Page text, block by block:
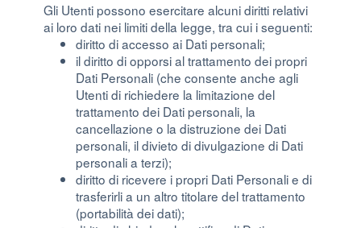
Gli Utenti possono esercitare alcuni diritti relativi
ai loro dati nei limiti della legge, tra cui i seguenti:
diritto di accesso ai Dati personali;
il diritto di opporsi al trattamento dei propri
Dati Personali (che consente anche agli
Utenti di richiedere la limitazione del
trattamento dei Dati personali, la
cancellazione o la distruzione dei Dati
personali, il divieto di divulgazione di Dati
personali a terzi);
diritto di ricevere i propri Dati Personali e di
trasferirli a un altro titolare del trattamento
(portabilità dei dati);